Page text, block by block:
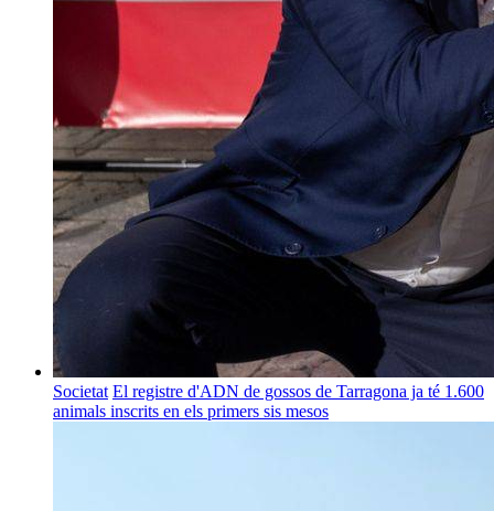
Societat El registre d'ADN de gossos de Tarragona ja té 1.600
animals inscrits en els primers sis mesos